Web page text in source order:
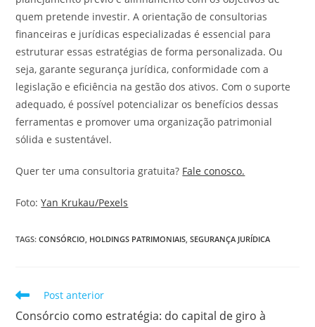
quem pretende investir. A orientação de consultorias
financeiras e jurídicas especializadas é essencial para
estruturar essas estratégias de forma personalizada. Ou
seja, garante segurança jurídica, conformidade com a
legislação e eficiência na gestão dos ativos. Com o suporte
adequado, é possível potencializar os benefícios dessas
ferramentas e promover uma organização patrimonial
sólida e sustentável.
Quer ter uma consultoria gratuita? Fale conosco.
Foto:Yan Krukau/Pexels
TAGS:CONSÓRCIO, HOLDINGS PATRIMONIAIS, SEGURANÇA JURÍDICA
Post anterior
Consórcio como estratégia: do capital de giro à